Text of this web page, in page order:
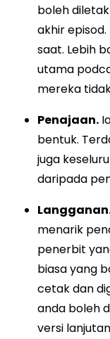
boleh
akhir
saat. Lebih
utama
mereka
Penajaan.
bentuk.
juga
daripada
menarik
penerbit
biasa yang
cetak dan
anda boleh
versi